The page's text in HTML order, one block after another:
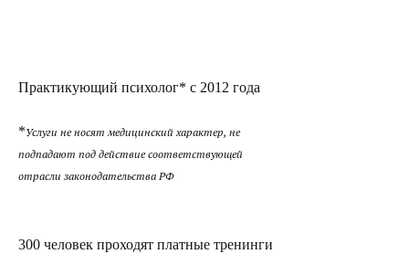
Практикующий психолог* с 2012 года
*Услуги не носят медицинский характер, не
подпадают под действие соответствующей
отрасли законодательства РФ
300 человек проходят платные тренинги